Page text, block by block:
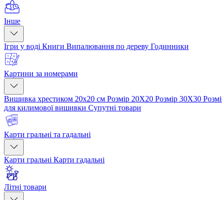
Інше
Ігри у воді Книги Випалювання по дереву Годинники
Картини за номерами
Вишивка хрестиком 20х20 см Розмір 20Х20 Розмір 30Х30
для килимової вишивки Супутні товари
Карти гральні та гадальні
Карти гральні Карти гадальні
Літні товари